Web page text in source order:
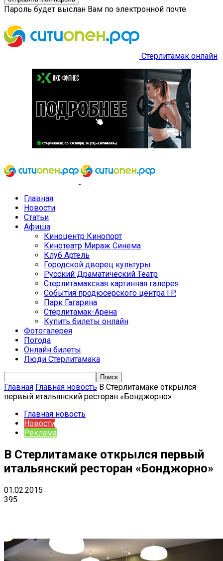
Пароль будет выслан Вам по электронной почте.
Стерлитамак онлайн
Главная
Новости
Статьи
Афиша
Киноцентр Кинопорт
Кинотеатр Мираж Синема
Клуб Артель
Городской дворец культуры
Русский Драматический Театр
Стерлитамакская картинная галерея
События продюсерского центра I.P.
Парк Гагарина
Стерлитамак-Арена
Купить билеты онлайн
Фотогалерея
Погода
Онлайн билеты
Люди Стерлитамака
Главная Главная новость В Стерлитамаке открылся
первый итальянский ресторан «Бонджорно»
Главная новость
Новости
Реклама
В Стерлитамаке открылся первый
итальянский ресторан «Бонджорно»
01.02.2015
395